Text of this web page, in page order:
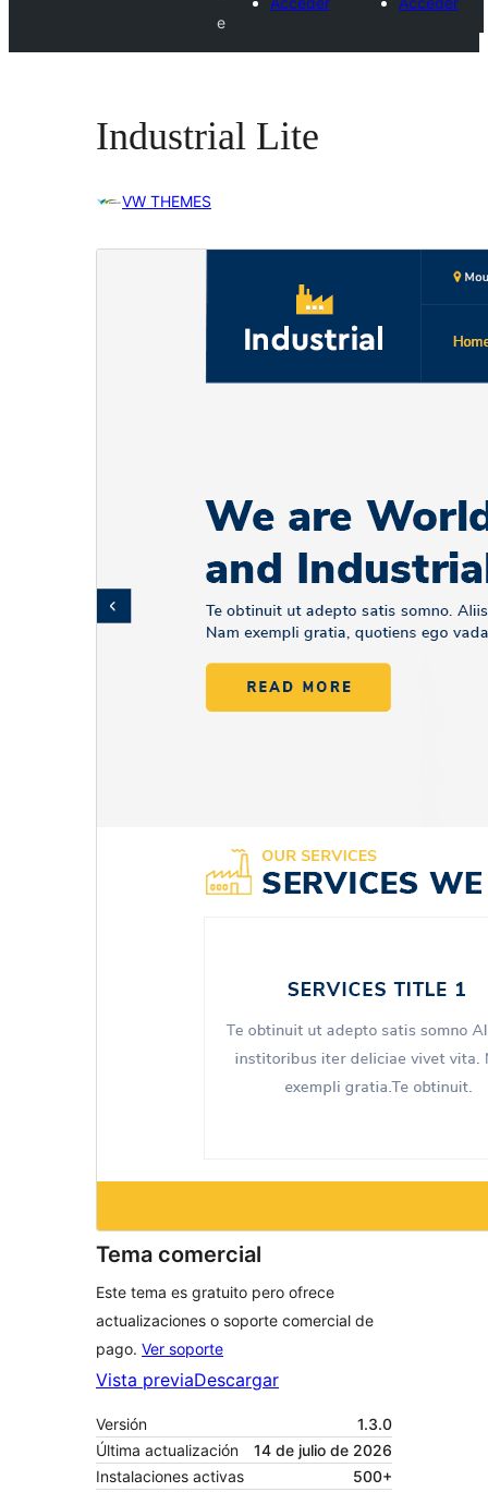
e
Industrial Lite
VW THEMES
Tema comercial
Este tema es gratuito pero ofrece
actualizaciones o soporte comercial de
pago. Ver soporte
Vista previaDescargar
Versión
1.3.0
Última actualización
14 de julio de 2026
Instalaciones activas
500+